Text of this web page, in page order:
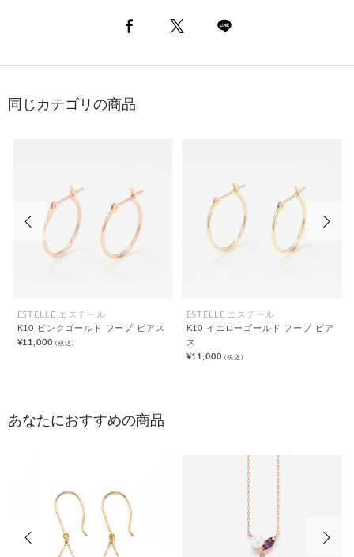
同じカテゴリの商品
ESTELLE エステール
K10 ピンクゴールド フープ ピアス
¥11,000(税込)
ESTELLE エステール
K10 イエローゴールド フープ ピア
ス
¥11,000(税込)
前の画像
あなたにおすすめの商品
前の画像